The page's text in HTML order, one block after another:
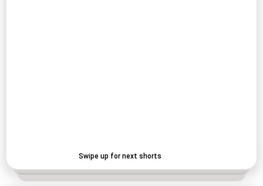
Swipe up for next shorts